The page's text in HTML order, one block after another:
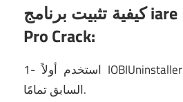
كيفية تثبيت برنامج iare Data Recovery
Pro Crack:
IOBIUninstaller
السابق تمامًا.